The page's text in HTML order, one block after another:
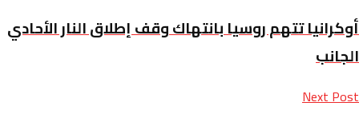
أوكرانيا تتهم روسيا بانتهاك وقف إطلاق النار الأحادي
الجانب
Next Post